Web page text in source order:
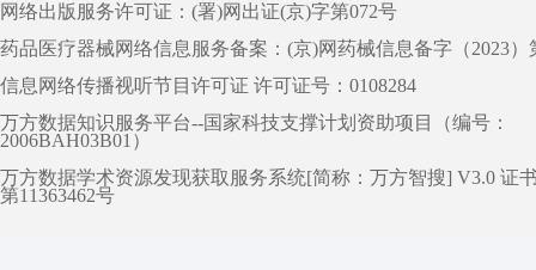
网络出版服务许可证：(署)网出证(京)字第072号
药品医疗器械网络信息服务备案：(京)网药械信息备字（2023）
信息网络传播视听节目许可证 许可证号：0108284
万方数据知识服务平台--国家科技支撑计划资助项目（编号：
2006BAH03B01）
万方数据学术资源发现获取服务系统[简称：万方智搜] V3.0 证
第11363462号